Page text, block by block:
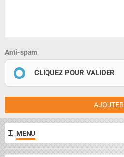
Anti-spam
CLIQUEZ POUR VALIDER
AJOUTER
MENU